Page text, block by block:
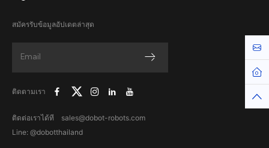
สมัครรับข้อมูลอัปเดตล่าสุด
ติดตามเรา
ติดต่อเราได้ที sales@dobot-robots.com
Line: @dobotthailand
Top